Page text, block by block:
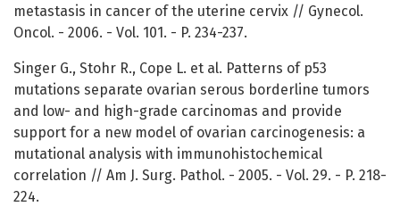
metastasis in cancer of the uterine cervix // Gynecol.
Oncol. - 2006. - Vol. 101. - P. 234-237.
Singer G., Stohr R., Cope L. et al. Patterns of p53
mutations separate ovarian serous borderline tumors
and low- and high-grade carcinomas and provide
support for a new model of ovarian carcinogenesis: a
mutational analysis with immunohistochemical
correlation // Am J. Surg. Pathol. - 2005. - Vol. 29. - P. 218-
224.